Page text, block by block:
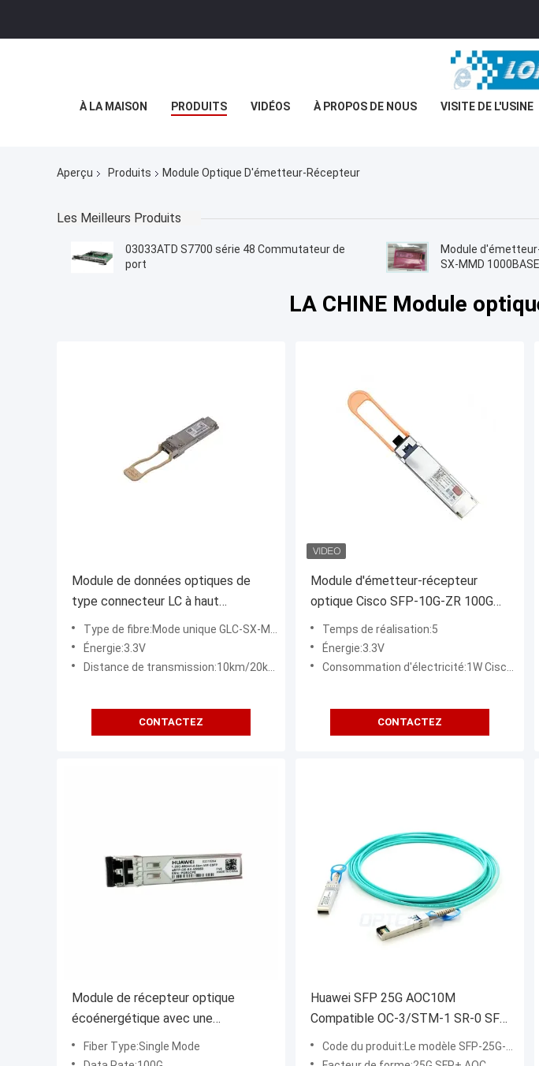
À LA MAISON PRODUITS VIDÉOS À PROPOS DE NOUS VISITE DE L'USINE
Aperçu Produits Module Optique D'émetteur-Récepteur
Les Meilleurs Produits
03033ATD S7700 série 48 Commutateur de
port
Module
SX-MMD
LA CHINE Module
Module de données optiques de
type connecteur LC à haut
rendement GLC-SX-MM pour
paquet SFP
Type de fibre:Mode unique GLC-SX-MM
Énergie:3.3V
Distance de transmission:10km/20km/40km/80km/120km
CONTACTEZ
Module d'émetteur-récepteur
optique Cisco SFP-10G-ZR 100G
avec une distance de transmission
de 120 km
Temps de réalisation:5
Énergie:3.3V
Consommation d'électricité:1W Cisco SFP-10G-ZR
CONTACTEZ
Module de récepteur optique
écoénergétique avec une
consommation d'énergie de 1 W et
3 ans
Fiber Type:Single Mode
Huawei SFP 25G AOC10M
Compatible OC-3/STM-1 SR-0 SFP
1310nm 2km, fibre multimode, LC
duplex, récepteur DOM
Code du produit:Le modèle SFP-25G-AOC10M